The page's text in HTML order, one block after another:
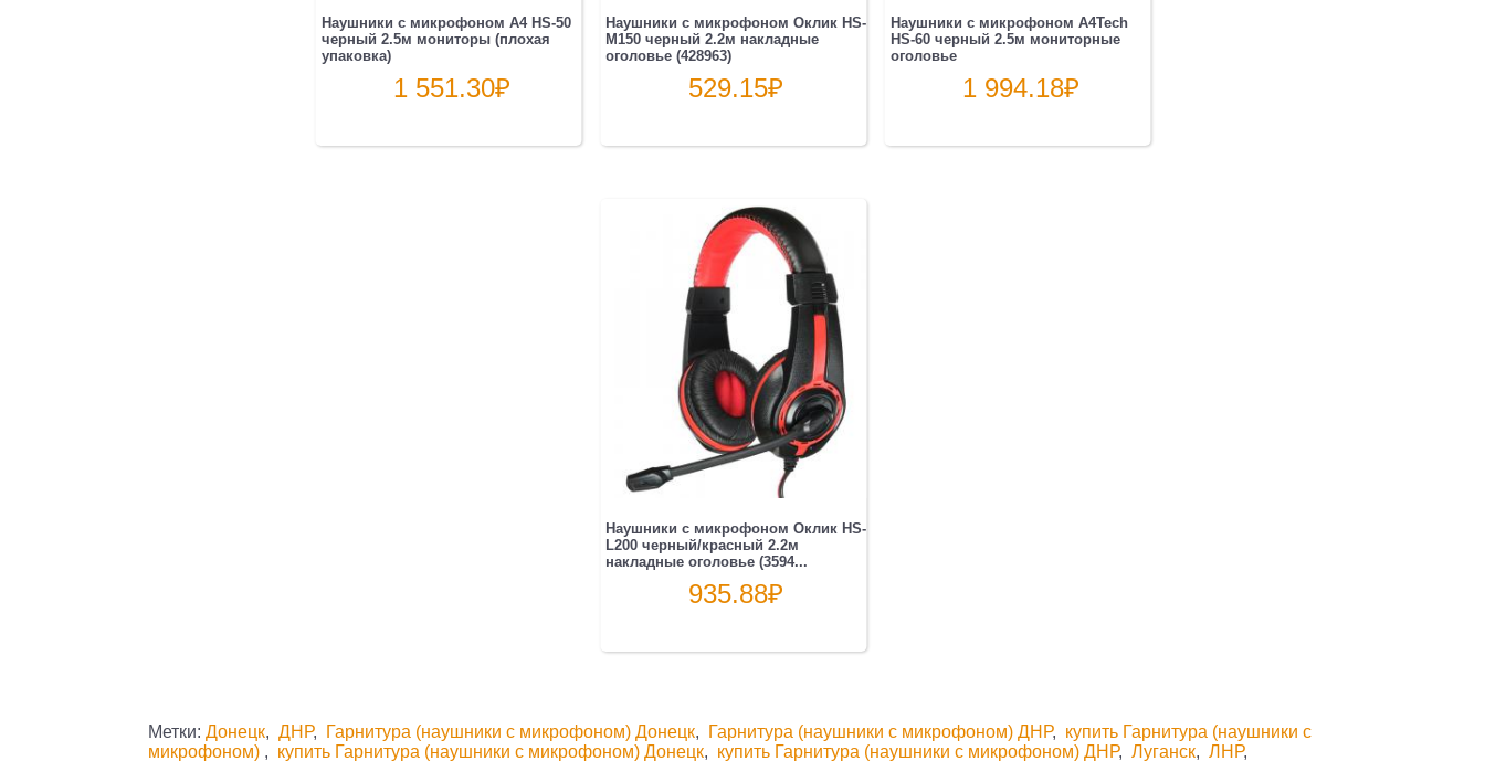
размеров,
прозрачные
Наушники с микрофоном A4 HS-50
черный 2.5м мониторы (плохая
упаковка)
1 551.30₽
Наушники с микрофоном Оклик HS-
M150 черный 2.2м накладные
оголовье (428963)
529.15₽
Наушники с микрофоном A4Tech
HS-60 черный 2.5м мониторные
оголовье
1 994.18₽
Наушники с микрофоном Оклик HS-
L200 черный/красный 2.2м
накладные оголовье (3594...
935.88₽
Метки:Донецк,ДНР, Гарнитура (наушники с микрофоном) Донецк, Гарнитура (наушники с микрофоном) ДНР, купить Гарнитура (наушники с
микрофоном) , купить Гарнитура (наушники с микрофоном) Донецк, купить Гарнитура (наушники с микрофоном) ДНР,Луганск,ЛНР,